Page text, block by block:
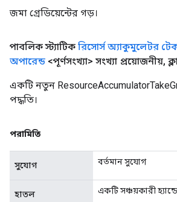
জমা গ্রেডিয়েন্টের গড়।
পাবলিক স্ট্যাটিক রিসোর্স অ্যাকুমুলেটর
অপারেন্ড <পূর্ণসংখ্যা> সংখ্যা প্রয়োজনীয়,
একটি নতুন
পদ্ধতি।
পরামিতি
সুযোগ বর্তমান সুযোগ
হাতল একটি সঞ্চয়কারী